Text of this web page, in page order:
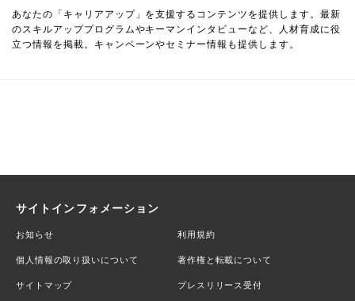
あなたの「キャリアアップ」を支援するコンテンツを提供します。最新
のスキルアッププログラムやキーマンインタビューなど、人材育成に役
立つ情報を掲載。キャンペーンやセミナー情報も提供します。
サイトインフォメーション
お知らせ 利用規約
個人情報の取り扱いについて 著作権と転載について
サイトマップ プレスリリース受付